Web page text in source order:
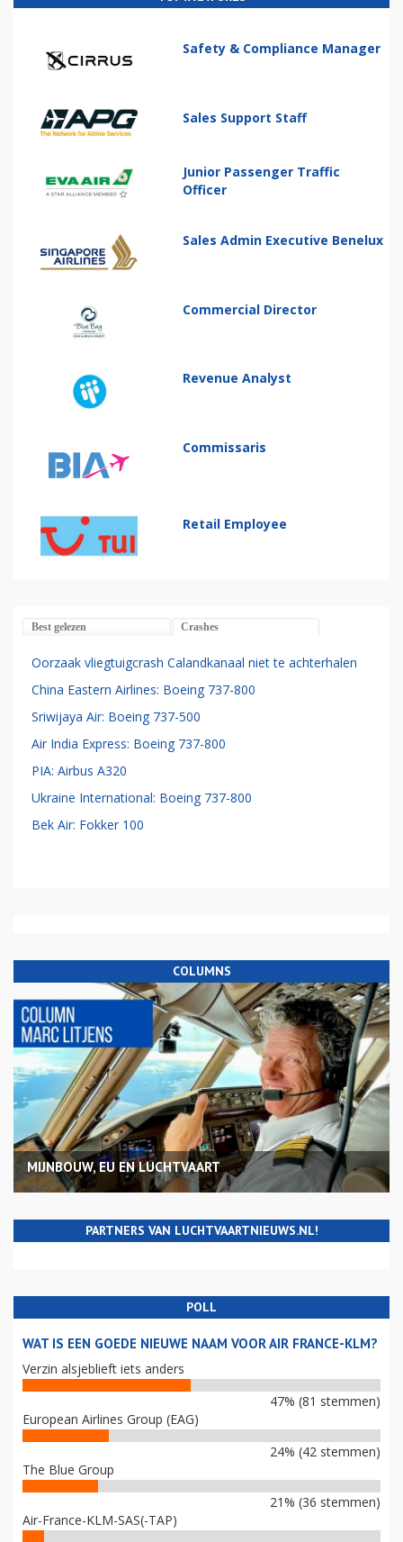
Safety & Compliance Manager
Sales Support Staff
Junior Passenger Traffic
Officer
Sales Admin Executive Benelux
Commercial Director
Revenue Analyst
Commissaris
Retail Employee
Best gelezen Crashes
Oorzaak vliegtuigcrash Calandkanaal niet te achterhalen
China Eastern Airlines: Boeing 737-800
Sriwijaya Air: Boeing 737-500
Air India Express: Boeing 737-800
PIA: Airbus A320
Ukraine International: Boeing 737-800
Bek Air: Fokker 100
COLUMNS
MIJNBOUW, EU EN LUCHTVAART
PARTNERS VAN LUCHTVAARTNIEUWS.NL!
POLL
WAT IS EEN GOEDE NIEUWE NAAM VOOR AIR FRANCE-KLM?
Verzin alsjeblieft iets anders
47% (81 stemmen)
European Airlines Group (EAG)
24% (42 stemmen)
The Blue Group
21% (36 stemmen)
Air-France-KLM-SAS(-TAP)